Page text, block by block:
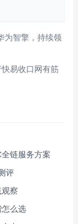
为智擎，持续领
易收口网有筋
链服务方案
评
察
么选